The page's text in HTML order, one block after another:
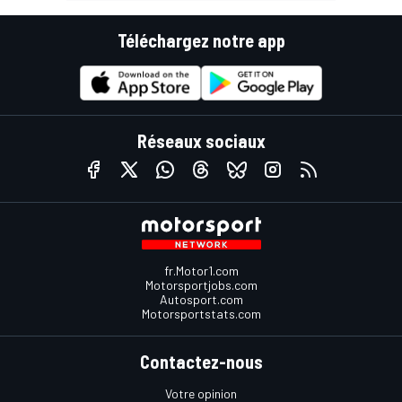
Téléchargez notre app
Réseaux sociaux
fr.Motor1.com
Motorsportjobs.com
Autosport.com
Motorsportstats.com
Contactez-nous
Votre opinion